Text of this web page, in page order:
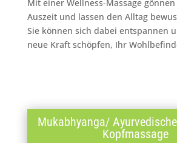
Mit einer Wellness-Massage
Auszeit und lassen den Alltag
Sie können sich dabei entspannen
neue Kraft schöpfen, Ihr
Mukabhyanga/
Kopfmassage